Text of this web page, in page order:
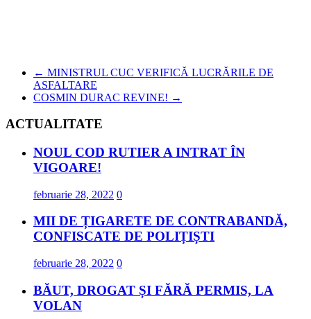
← MINISTRUL CUC VERIFICĂ LUCRĂRILE DE
ASFALTARE
COSMIN DURAC REVINE! →
ACTUALITATE
NOUL COD RUTIER A INTRAT ÎN
VIGOARE!
februarie 28, 2022 0
MII DE ȚIGARETE DE CONTRABANDĂ,
CONFISCATE DE POLIȚIȘTI
februarie 28, 2022 0
BĂUT, DROGAT ȘI FĂRĂ PERMIS, LA
VOLAN